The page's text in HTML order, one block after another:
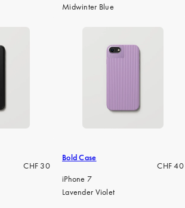
Midwinter Blue
Regulärer
CHF 30
Bold Case
CHF 40
iPhone 7
Lavender Violet